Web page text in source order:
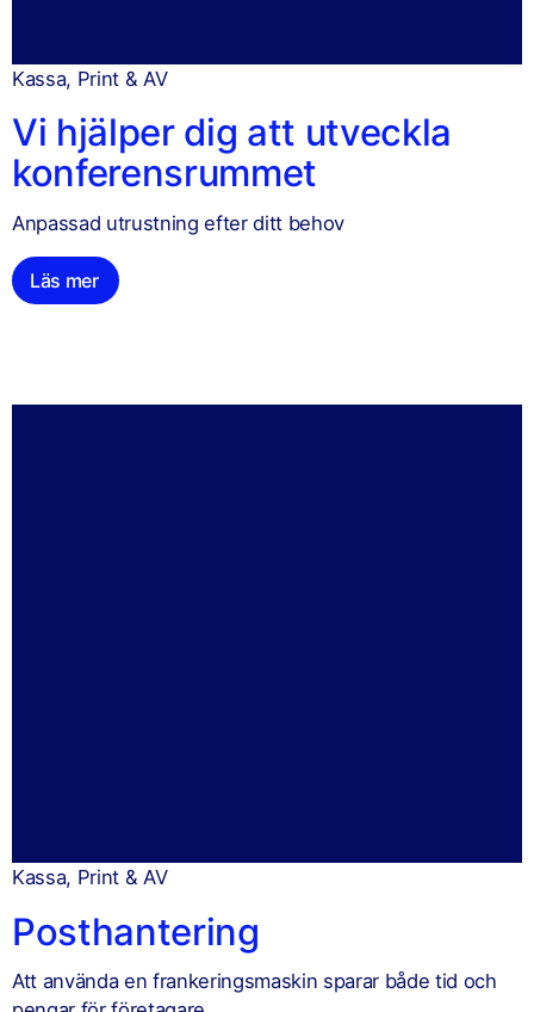
Kassa, Print & AV
Vi hjälper dig att utveckla
konferensrummet
Anpassad utrustning efter ditt behov
Läs mer
Kassa, Print & AV
Posthantering
Att använda en frankeringsmaskin sparar både tid och